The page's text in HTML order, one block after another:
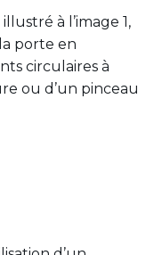
à l’image 1,
porte en
circulaires à
ou d’un pinceau